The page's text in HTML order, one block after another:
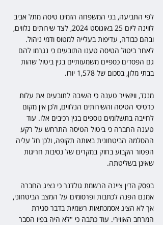
לפי התביעה, בני המשפחה הזמינו טיסה מתל אביב
לווינה ליום 25 באוגוסט 2024, לצד שירותים נלווים,
ובהם כבודה, עדיפות בעלייה למטוס ודמי ניהול.
לאחר ביטול הטיסה טענו התובעים כי נגרמו להם
גם הפסדים כספיים משמעותיים בגין ביטול שהות
בבתי מלון, בסכום של 1,578 יורו.
מנגד, וויזאייר טענה כי השיבה לתובעים את עלות
כרטיסי הטיסה והשירותים הנלווים, ולכן אין מקום
לחייבה בתשלומים נוספים בגין רכיבים אלו. עוד
טענה החברה כי ביטול הטיסה התרחש על רקע
ההסלמה הביטחונית באותה תקופה, ולכן חל עליה
הפטור הקבוע בחוק במקרים של נסיבות חריגות
שאינן בשליטתה.
בפסק הדין ציינה הרשמת גולדנר כי נציג החברה
אמנם הפנה לכתבות ופרסומים על המצב הביטחוני,
אך לא הציג אסמכתאות רשמיות בדבר סגירת
המרחב האווירי. עוד כתבה כי "לא היה בפיו הסבר